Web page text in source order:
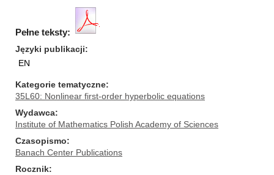
Pełne teksty:
Języki publikacji
EN
Kategorie tematyczne
35L60: Nonlinear first-order hyperbolic equations
Wydawca
Institute of Mathematics Polish Academy of Sciences
Czasopismo
Banach Center Publications
Rocznik